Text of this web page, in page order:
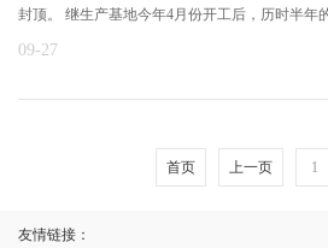
封顶。 继生产基地今年4月份开工后，历时半年
09-27
首页 上一页 1
友情链接：